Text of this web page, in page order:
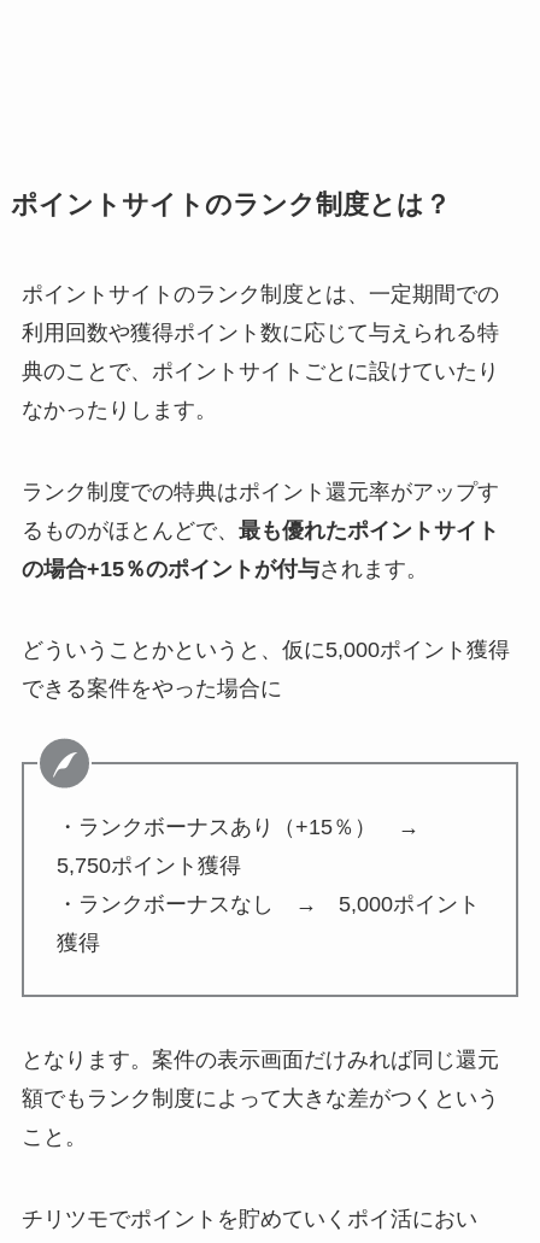
ポイントサイトのランク制度とは？
ポイントサイトのランク制度とは、一定期間での
利用回数や獲得ポイント数に応じて与えられる特
典のことで、ポイントサイトごとに設けていたり
なかったりします。
ランク制度での特典はポイント還元率がアップす
るものがほとんどで、 最も優れたポイントサイト
の場合+15％のポイントが付与されます。
どういうことかというと、仮に5,000ポイント獲得
できる案件をやった場合に
・ランクボーナスあり（+15％） →
5,750ポイント獲得
・ランクボーナスなし → 5,000ポイント
獲得
となります。案件の表示画面だけみれば同じ還元
額でもランク制度によって大きな差がつくという
こと。
チリツモでポイントを貯めていくポイ活におい